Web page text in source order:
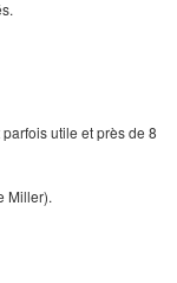
utile et près de 8
Miller).